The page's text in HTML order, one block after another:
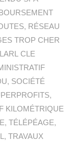
, RÉSEAU
TROP CHER
CLE
, SOCIÉTÉ
,
KILOMÉTRIQUE
,TÉLÉPÉAGE,
,TRAVAUX